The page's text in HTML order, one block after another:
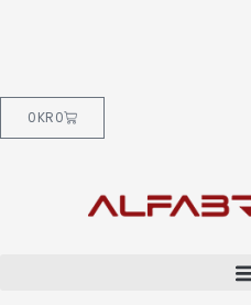
0KR0